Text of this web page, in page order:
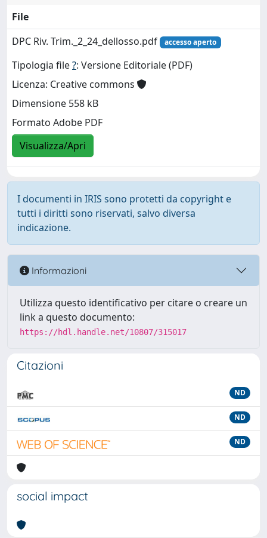
File
DPC Riv. Trim._2_24_dellosso.pdf
accesso aperto
Tipologia file?: Versione Editoriale (PDF)
Licenza: Creative commons
Dimensione 558 kB
Formato Adobe PDF
Visualizza/Apri
I documenti in IRIS sono protetti da copyright e
tutti i diritti sono riservati, salvo diversa
indicazione.
Informazioni
Utilizza questo identificativo per citare o creare un
link a questo documento:
https://hdl.handle.net/10807/315017
Citazioni
ND
ND
ND
social impact